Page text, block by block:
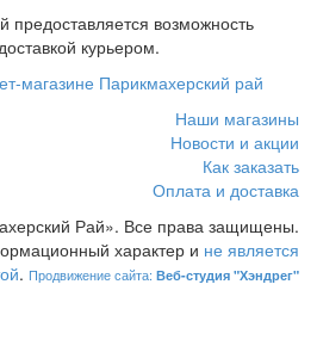
предоставляется возможность
курьером.
Наши магазины
Новости и акции
Как заказать
Оплата и доставка
Рай». Все права защищены.
характер и не является
. Продвижение сайта: Веб-студия "Хэндрег"